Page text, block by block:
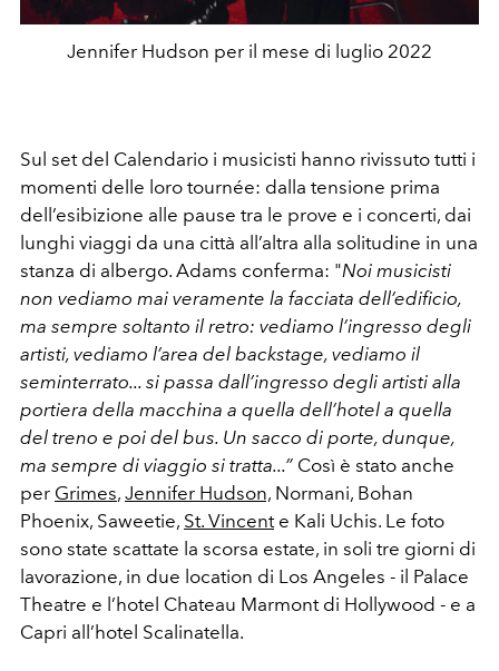
Jennifer Hudson per il mese di luglio 2022
Sul set del Calendario i musicisti hanno rivissuto tutti i
momenti delle loro tournée: dalla tensione prima
dell ’esibizione alle pause tra le prove e i concerti, dai
lunghi viaggi da una città all’altra alla solitudine in una
stanza di albergo. Adams conferma: "Noi musicisti
non vediamo mai veramente la facciata dell’edificio,
ma sempre soltanto il retro: vediamo l’ingresso degli
artisti, vediamo l’area del backstage, vediamo il
seminterrato... si passa dall’ingresso degli artisti alla
portiera della macchina a quella dell’hotel a quella
del treno e poi del bus. Un sacco di porte, dunque,
ma sempre di viaggio si tratta...” Così è stato anche
per Grimes, Jennifer Hudson, Normani, Bohan
Phoenix, Saweetie, St. Vincente Kali Uchis. Le foto
sono state scattate la scorsa estate, in soli tre giorni di
lavorazione, in due location di Los Angeles - il Palace
Theatre e l’hotel Chateau Marmont di Hollywood - e a
Capri all’hotel Scalinatella.